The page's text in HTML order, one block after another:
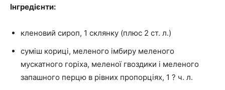
Інгредієнти:
кленовий сироп, 1 склянку (плюс 2 ст. л.)
суміш кориці, меленого імбиру меленого
мускатного горіха, меленої гвоздики і меленого
запашного перцю в рівних пропорціях, 1 ? ч. л.